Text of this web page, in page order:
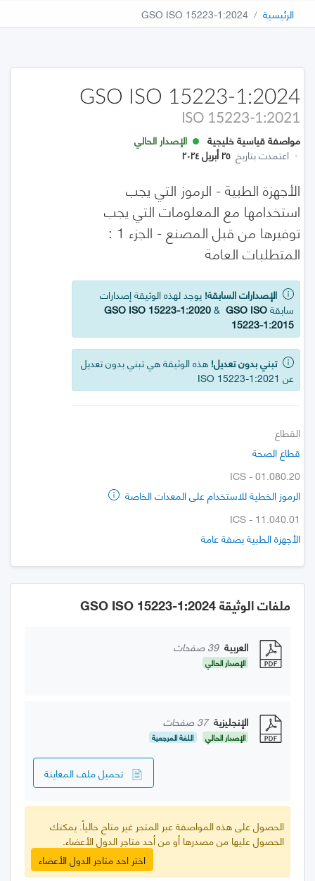
الرئيسية GSO ISO 15223-1:2024
GSO ISO 15223-1:2024
ISO 15223-1:2021
مواصفة قياسية خليجية
الإصدار الحالي
· اعتمدت بتاريخ ٢٥ أبريل ٢٠٢٤
الأجهزة الطبية - الرموز التي يجب
استخدامها مع المعلومات التي يجب
توفيرها من قبل المصنع - الجزء 1 :
المتطلبات العامة
الإصدارات السابقة! يوجد لهذه الوثيقة إصدارات
سابقة
GSO ISO 15223-1:2020& GSO ISO
15223-1:2015
تبني بدون تعديل! هذه الوثيقة هي تبني بدون تعديل
عن ISO 15223-1:2021
القطاع
قطاع الصحة
ICS - 01.080.20
الرموز الخطية للاستخدام على المعدات الخاصة
ICS - 11.040.01
الأجهزة الطبية بصفة عامة
ملفات الوثيقة GSO ISO 15223-1:2024
العربية 39 صفحات
الإصدار الحالي
الإنجليزية 37 صفحات
الإصدار الحالي اللغة المرجعية
تحميل ملف المعاينة
الحصول على هذه المواصفة عبر المتجر غير متاح حالياً. يمكنك
الحصول عليها من مصدرها أو من أحد متاجر الدول الأعضاء.
اختر احد متاجر الدول الأعضاء